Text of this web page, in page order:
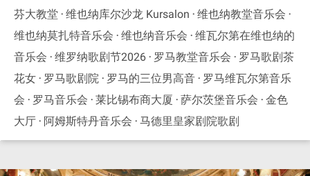
芬大教堂
维也纳库尔沙龙 Kursalon
维也纳教堂音乐会
维也纳莫扎特音乐会
维也纳音乐会
维瓦尔第在维也纳的
音乐会
维罗纳歌剧节2026 罗马教堂音乐会
罗马歌剧茶
花女
罗马歌剧院 罗马的三位男高音
罗马维瓦尔第音乐
会
罗马音乐会 莱比锡布商大厦 萨尔茨堡音乐会
金色
大厅
阿姆斯特丹音乐会 马德里皇家剧院歌剧